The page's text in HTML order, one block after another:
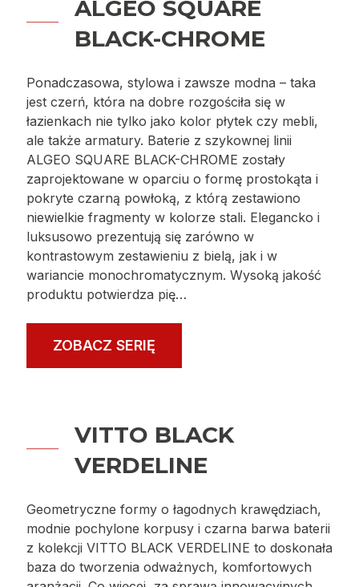
przysłowiową kropką nad „i” szykownych
aranżacji. ANTICA kreuje wnętrza o wyjątkowej
komfortu.
ZOBACZ SERIĘ
ALGEO SQUARE
BLACK-CHROME
Ponadczasowa, stylowa i zawsze modna – taka
ale także armatury. Baterie z szykownej linii
ALGEO SQUARE BLACK-CHROME zostały
niewielkie fragmenty w kolorze stali. Elegancko i
luksusowo prezentują się zarówno w
kontrastowym zestawieniu z bielą, jak i w
produktu potwierdza pię…
ZOBACZ SERIĘ